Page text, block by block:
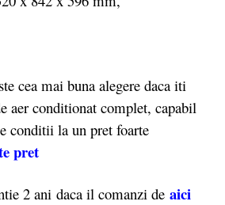
cea mai buna alegere daca iti
aer conditionat complet, capabil
conditii la un pret foarte
pret
2 ani daca il comanzi de aici